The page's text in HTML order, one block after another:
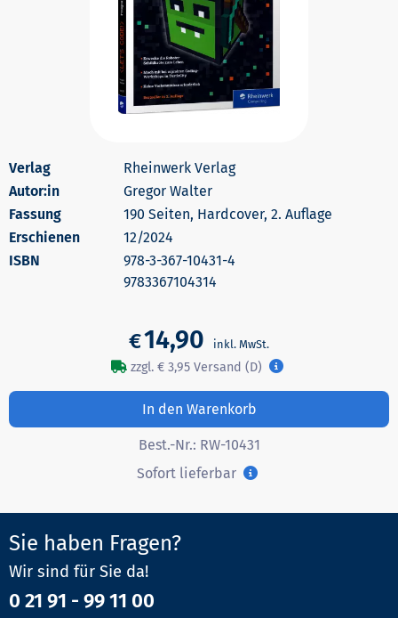
Rheinwerk Verlag
Autor:in
Gregor Walter
190 Seiten, Hardcover, 2. Auflage
Erschienen
12/2024
978-3-367-10431-4
9783367104314
€14,90
zzgl. € 3,95 Versand (D)
In den Warenkorb
Best.-Nr.: RW-10431
Sofort lieferbar
Sie haben Fragen?
Wir sind für Sie da!
0 21 91 - 99 11 00